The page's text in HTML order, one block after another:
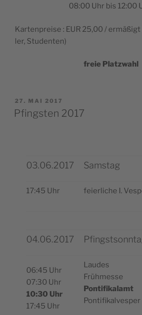
08:00 Uhr bis 12:00
Kar­ten­preise : EUR 25,00 /
ler, Studenten)
freie Platz­wahl
PUBLIÉ
LE
27. MAI 2017
Pfingsten 2017
03.06.2017 Samstag
17:45 Uhr feier­liche I.
04.06.2017
06:45 Uhr
07:30 Uhr
10:30 Uhr
17:45 Uhr
Laudes
Frühmesse
Pon­ti­fi­ka­lamt
Pontifikalvesper